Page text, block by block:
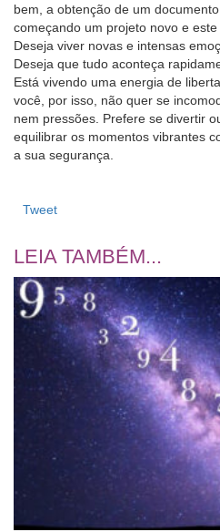
bem, a obtenção de um
começando um projeto novo e
Deseja viver novas e intensas
Deseja que tudo aconteça
Está vivendo uma energia de
você, por isso, não quer se
nem pressões. Prefere se divertir
equilibrar os momentos vibrantes
a sua segurança.
Tweet
LEIA TAMBÉM...